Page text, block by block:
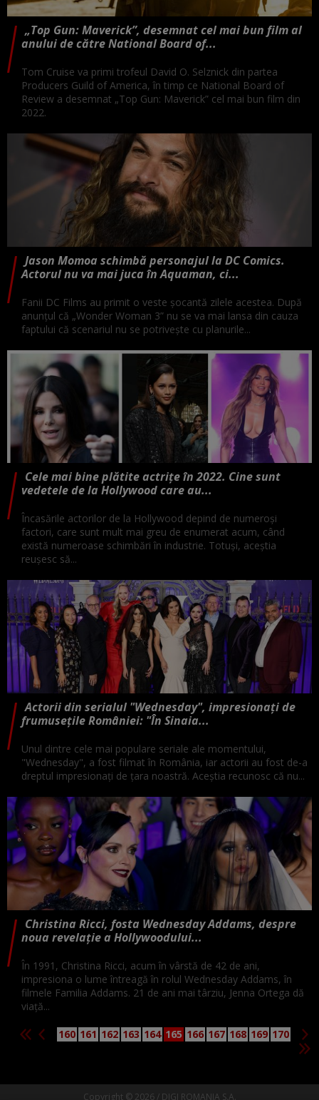
„Top Gun: Maverick”, desemnat cel mai bun film al
anului de către National Board of...
Tom Cruise va primi trofeul David O. Selznick din partea
Producers Guild of America, în timp ce National Board of
Review a desemnat „Top Gun: Maverick” cel mai bun film din
2022.
Jason Momoa schimbă personajul la DC Comics.
Actorul nu va mai juca în Aquaman, ci...
Fanii DC Films au primit o veste șocantă zilele acestea. După
anunțul că „Wonder Woman 3” nu se va mai lansa din cauza
faptului că scenariul nu se potrivește cu planurile...
Cele mai bine plătite actrițe în 2022. Cine sunt
vedetele de la Hollywood care au...
Încasările actorilor de la Hollywood depind de numeroși
factori, care sunt mult mai greu de enumerat acum, când
există numeroase schimbări în industrie. Totuși, aceștia
reușesc să...
Actorii din serialul "Wednesday", impresionați de
frumusețile României: "În Sinaia...
Unul dintre cele mai populare seriale ale momentului,
"Wednesday", a fost filmat în România, iar actorii au fost de-a
dreptul impresionați de țara noastră. Aceștia recunosc că nu...
Christina Ricci, fosta Wednesday Addams, despre
noua revelație a Hollywoodului...
În 1991, Christina Ricci, acum în vârstă de 42 de ani,
impresiona o lume întreagă în rolul Wednesday Addams, în
filmele Familia Addams. 21 de ani mai târziu, Jenna Ortega dă
viață...
160 161 162 163 164 165 166 167 168 169 170
Copyright © 2026 / DIGI ROMANIA S.A.